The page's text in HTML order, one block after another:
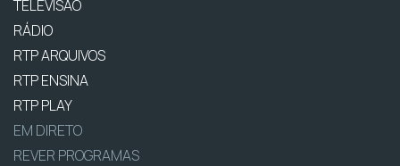
TELEVISÃO
RÁDIO
RTP ARQUIVOS
RTP ENSINA
RTP PLAY
EM DIRETO
REVER PROGRAMAS